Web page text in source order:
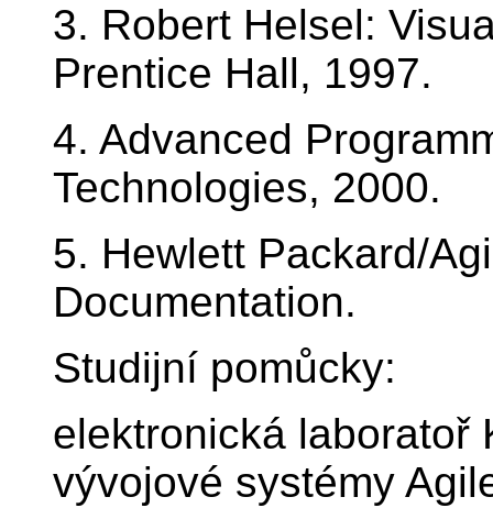
3. Robert Helsel:
Prentice Hall, 1997.
4. Advanced
Technologies, 2000.
5. Hewlett Packard/
Documentation.
Studijní pomůcky:
elektronická laboratoř
vývojové systémy